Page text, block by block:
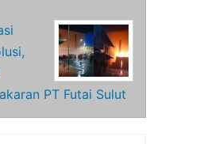
PT Futai Sulut